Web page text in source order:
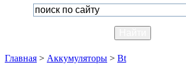
Главная > Аккумуляторы > Bt